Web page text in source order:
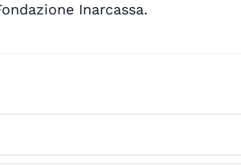
Inarcassa.